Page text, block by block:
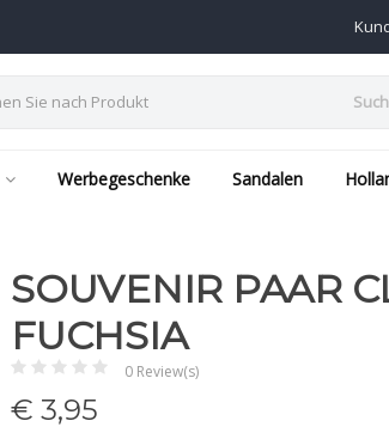
Werbegeschenke Sandalen
SOUVENIR PAAR
FUCHSIA
0 Review(s)
€ 3,95